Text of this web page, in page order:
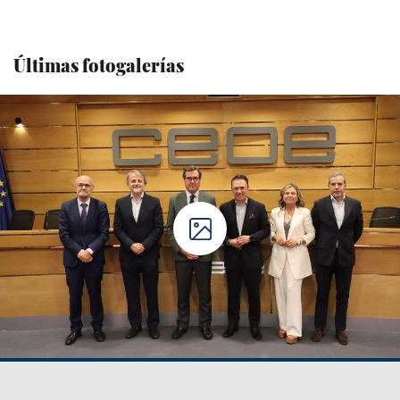
Últimas fotogalerías